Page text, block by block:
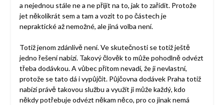
a nejednou stále ne a ne přijít na to, jak to zařídit. Protože
jet několikrát sem a tam a vozit to po částech je
nepraktické až nemožné, ale jiná volba není.
Totiž jenom zdánlivě není. Ve skutečnosti se totiž ještě
jedno řešení nabízí. Takový člověk to může pohodlně odvézt
třeba dodávkou. A vůbec přitom nevadí, že ji nevlastní,
protože se tato dá i vypůjčit. Půjčovna dodávek Praha totiž
nabízí právě takovou službu a využít ji může každý, kdo
někdy potřebuje odvézt někam něco, pro co jinak nemá